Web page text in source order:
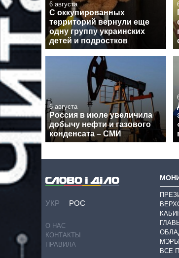
6 августа
С оккупированных
территорий вернули еще
одну группу украинских
детей и подростков
6 августа
Россия в июле увеличила
добычу нефти и газового
конденсата – СМИ
УКР РОС
О НАС
КОНТАКТЫ
ПРАВИЛА
МЭРЫ
ВСЕ